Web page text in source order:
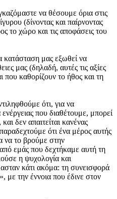
να θέσουμε όρια στις
(δίνοντας και παίρνοντας
το χώρο και τις αποφάσεις του
κατάσταση μας εξωθεί να
μας (δηλαδή, αυτές τις αξίες
που καθορίζουν το ήθος και τη
ότι, για να
που διαθέτουμε, μπορεί
δεν απαιτείται κανένας
ότι ένα μέρος αυτής
να το βρούμε στην
εμάς που δεχτήκαμε αυτή τη
η ψυχολογία και
κάτι ακόμα: τη συνεισφορά
με την έννοια που έδινε στον